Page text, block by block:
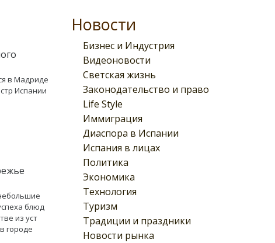
Новости
Бизнес и Индустрия
Видеоновости
Светская жизнь
Законодательство и право
Life Style
Иммиграция
Диаспора в Испании
Испания в лицах
Политика
Экономика
Технология
Туризм
Традиции и праздники
Новости рынка
в Мадриде
Испании
блюд
из уст
городе